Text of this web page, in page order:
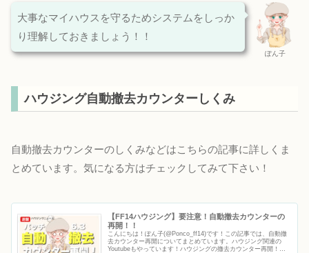
ぽん子
大事なマイハウスを守るためシステムをしっか
り理解しておきましょう！！
ハウジング自動撤去カウンターしくみ
自動撤去カウンターのしくみなどはこちらの記事に詳しくま
とめています。気になる方はチェックしてみて下さい！
【FF14ハウジング】要注意！自動撤去カウンターの
再開！！
こんにちは！ぽん子(@Ponco_ff14)です！この記事では、自動撤
去カウンター再開についてまとめています。ハウジング関連の
Youtubeもやっています！ハウジングの撤去カウンター再開！ぽ